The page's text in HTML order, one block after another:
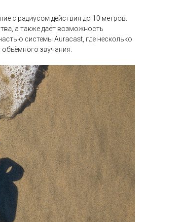
с радиусом действия до 10 метров.
а также даёт возможность
системы Auracast, где несколько
звучания.